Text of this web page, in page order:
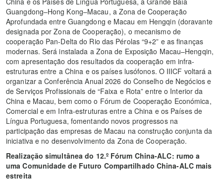
Guangdong–Hong Kong–Macau, a Zona de Cooperação
Aprofundada entre Guangdong e Macau em Hengqin (doravante
designada por Zona de Cooperação), o mecanismo de
cooperação Pan-Delta do Rio das Pérolas “9+2” e as finanças
modernas. Será instalada a Zona de Exposição Macau–Hengqin,
com apresentação dos resultados da cooperação em infra-
estruturas entre a China e os países lusófonos. O IIICF voltará a
organizar a Conferência Anual 2026 do Conselho de Negócios e
de Serviços Profissionais de “Faixa e Rota” entre o Interior da
China e Macau, bem como o Fórum de Cooperação Económica,
Comercial e em Infra-estruturas entre a China e os Países de
Língua Portuguesa, fomentando novos progressos na
participação das empresas de Macau na construção conjunta da
iniciativa e no desenvolvimento da Zona de Cooperação.
Realização simultânea do 12.º Fórum China-ALC: rumo a
uma Comunidade de Futuro Compartilhado China-ALC mais
estreita